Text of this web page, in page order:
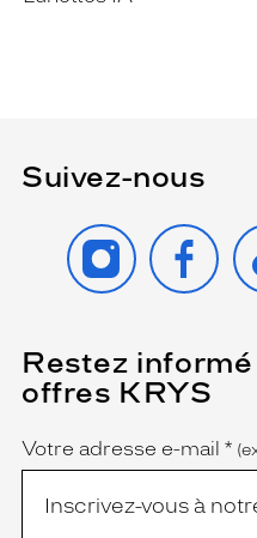
Suivez-nous
INSTAGRAM
Restez
offres KRYS
Name
Votre adresse e-mail *
(Ce
champ
est
obligatoire)